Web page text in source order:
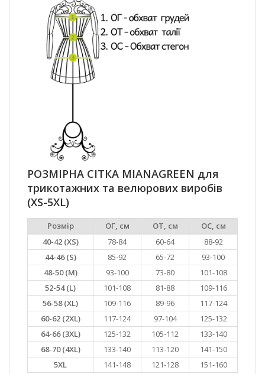
РОЗМІРНА СІТКА MIANAGREEN для
трикотажних та велюрових виробів
(XS-5XL)
Розмір ОГ, см ОТ, см
ОС, см
40-42 (XS)
78-84 60-64
88-92
44-46 (S)
85-92 65-72
93-100
48-50 (M)
93-100 73-80
101-108
52-54 (L)
101-108 81-88
109-116
56-58 (XL)
109-116 89-96
117-124
60-62 (2XL)
117-124 97-104
125-132
64-66 (3XL)
125-132 105-112
133-140
68-70 (4XL)
133-140 113-120
141-150
5XL
141-148 121-128 151-160